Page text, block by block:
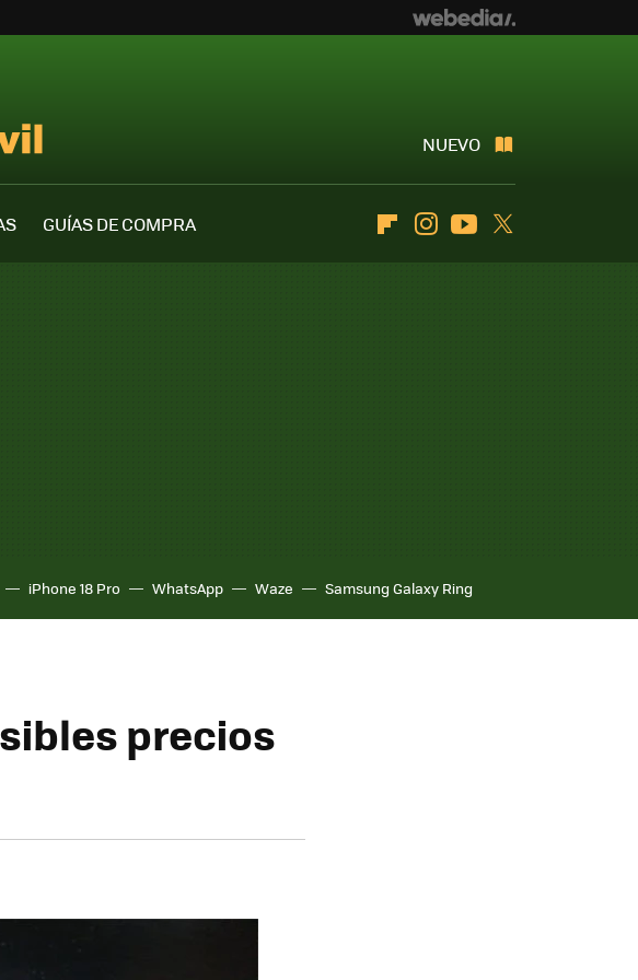
NUEVO
GUÍAS DE COMPRA
FlipboardInstagramYoutube
iPhone 18 Pro WhatsApp Waze Samsung Galaxy Ring
precios